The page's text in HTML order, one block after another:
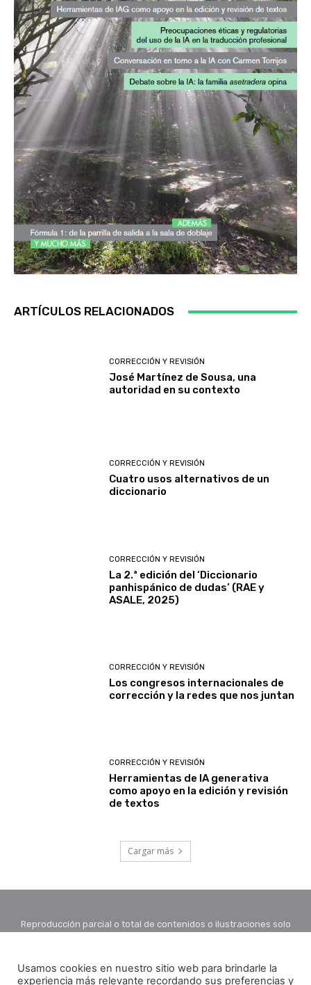
ARTÍCULOS RELACIONADOS
CORRECCIÓN Y REVISIÓN
José Martínez de Sousa, una
autoridad en su contexto
CORRECCIÓN Y REVISIÓN
Cuatro usos alternativos de un
diccionario
CORRECCIÓN Y REVISIÓN
La 2.ª edición del ‘Diccionario
panhispánico de dudas’ (RAE y
ASALE, 2025)
CORRECCIÓN Y REVISIÓN
Los congresos internacionales de
corrección y la redes que nos juntan
CORRECCIÓN Y REVISIÓN
Herramientas de IA generativa
como apoyo en la edición y revisión
de textos
Cargar más
Reproducción parcial o total de contenidos o ilustraciones solo
Usamos cookies en nuestro sitio web para brindarle la
experiencia más relevante recordando sus preferencias y